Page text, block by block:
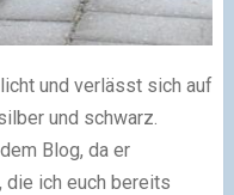
und verlässt sich auf
und schwarz.
Blog, da er
ich euch bereits